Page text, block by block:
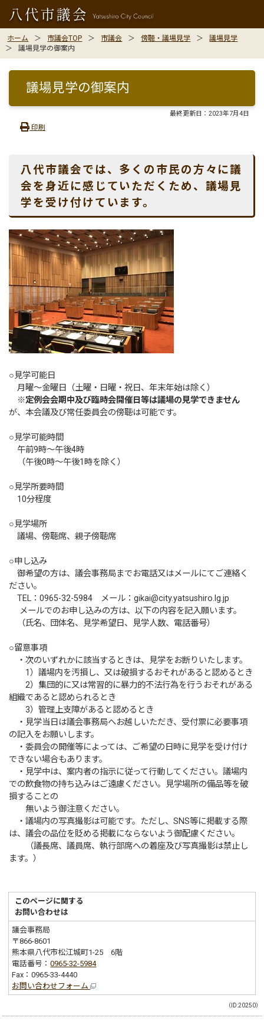
ホーム 市議会TOP 市議会 傍聴・議場見学
議場見学
議場見学の御案内
議場見学の御案内
最終更新日： 2023年7月4日
印刷
八代市議会では、多くの市民の方々に議
会を身近に感じていただくため、議場見
学を受け付けています。
○見学可能日
月曜～金曜日（土曜・日曜・祝日、年末年始は除く）
※定例会会期中及び臨時会開催日等は議場の見学できません
が、本会議及び常任委員会の傍聴は可能です。
○見学可能時間
午前9時～午後4時
（午後0時～午後1時を除く）
○見学所要時間
10分程度
○見学場所
議場、傍聴席、親子傍聴席
○申し込み
御希望の方は、議会事務局までお電話又はメールにてご連絡く
ださい。
TEL：0965-32-5984 メール：gikai@city.yatsushiro.lg.jp
メールでのお申し込みの方は、以下の内容を記入願います。
（氏名、団体名、見学希望日、見学人数、電話番号）
○留意事項
・次のいずれかに該当するときは、見学をお断りいたします。
1）議場内を汚損し、又は破損するおそれがあると認めるとき
2）集団的に又は常習的に暴力的不法行為を行うおそれがある
組織であると認められるとき
3）管理上支障があると認めるとき
・見学当日は議会事務局へお越しいただき、受付票に必要事項
の記入をお願いします。
・委員会の開催等によっては、ご希望の日時に見学を受け付け
できない場合もあります。
・見学中は、案内者の指示に従って行動してください。議場内
での飲食物の持ち込みはご遠慮ください。見学場所の備品等を破
損することの
無いよう御注意ください。
・議場内の写真撮影は可能です。ただし、SNS等に掲載する際
は、議会の品位を貶める掲載にならないよう御配慮ください。
（議長席、議員席、執行部席への着座及び写真撮影は禁止し
ます。）
このページに関する
お問い合わせは
議会事務局
〒866-8601
熊本県八代市松江城町1-25 6階
電話番号：0965-32-5984
Fax：0965-33-4440
お問い合わせフォーム
（ID:20250）